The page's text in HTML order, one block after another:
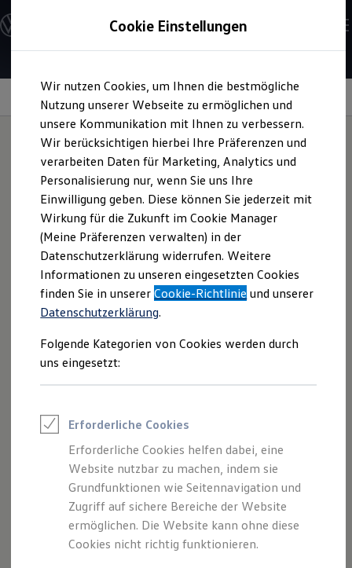
Hauptinhalt
springen
Footer
springen
Modelle & Konfigurator
Nutzfahrzeugkategorien entdecken
Modelle konfigurieren
Vorgängermodelle und Oldtimer
Vorgängermodelle
Oldtimer
Bulli Historie
Branchenlösungen & Gewerbekunden
Umbaulösungen und Hersteller finden
Auf- und Umbauten entdecken & konfigurieren
Groß- und Sonderkunden
Großkunden
Kommunen & Behörden
Journalisten
Sportvereine
Branchenlösungen
Bau & Handwerk
Gewerbliche Personenbeförderung
Service & mobile Werkstätten
Kurier, Logistik & Handel
Kühlfahrzeuge
Feuerwehr
ONE Business ID Vorteile
Fahrzeuge online kaufen
Digitaler Marktplatz
Kauf & Finanzierung
Online-Fahrzeugbewertung
Aktionen & Angebote
E-Auto-Förderung
Für Privatkunden
Für Gewerbekunden
Profi Paket
Fahrerassistenzsysteme
Ihrefleißigen Helferlein
Optionale automatische Distanzregelung ACC 2.0
mit „Stop and Go“ Funktion
1 2
Verbleibende Zeit, --:--
Der Film zum Assistenzsystem zeigt exemplarisch
das Modell Crafter.
Die optionale Automatische Distanzregelung ACC 2.0 mit
„Stop and Go“-Funktion
kann dabei unterstützen,
Cookie Einstellungen
Wir nutzen Cookies, um Ihnen die bestmögliche
Nutzung unserer Webseite zu ermöglichen und
unsere Kommunikation mit Ihnen zu verbessern.
Wir berücksichtigen hierbei Ihre Präferenzen und
verarbeiten Daten für Marketing, Analytics und
Personalisierung nur, wenn Sie uns Ihre
Einwilligung geben. Diese können Sie jederzeit mit
Wirkung für die Zukunft im Cookie Manager
(Meine Präferenzen verwalten) in der
Datenschutzerklärung widerrufen. Weitere
Informationen zu unseren eingesetzten Cookies
finden Sie in unsererCookie-Richtlinie und unserer
Datenschutzerklärung.
Folgende Kategorien von Cookies werden durch
uns eingesetzt:
Erforderliche Cookies
Erforderliche Cookies helfen dabei, eine
Website nutzbar zu machen, indem sie
Grundfunktionen wie Seitennavigation und
Zugriff auf sichere Bereiche der Website
ermöglichen. Die Website kann ohne diese
Cookies nicht richtig funktionieren.